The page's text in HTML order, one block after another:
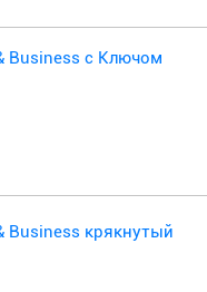
Business с Ключом
Business крякнутый